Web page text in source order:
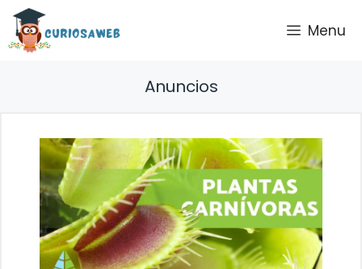
Saltar
contenido
Menu
Anuncios